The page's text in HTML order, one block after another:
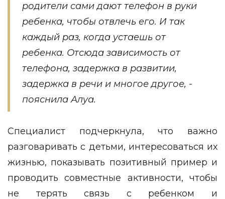
родители сами дают телефон в руки
ребенка, чтобы отвлечь его. И так
каждый раз, когда устаешь от
ребенка. Отсюда зависимость от
телефона, задержка в развитии,
задержка в речи и многое другое, -
пояснила Алуа.
Специалист подчеркнула, что важно
разговаривать с детьми, интересоваться их
жизнью, показывать позитивный пример и
проводить совместные активности, чтобы
не терять связь с ребенком и